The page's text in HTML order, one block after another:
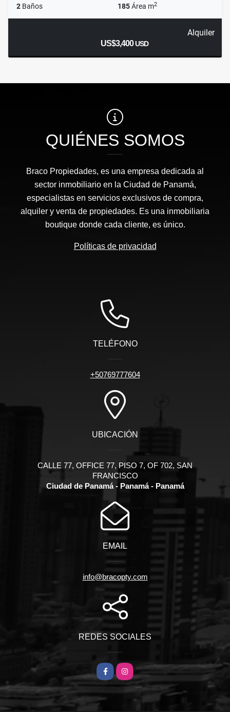
2 Baños 185Área m2
Alquiler
US$3,400USD
QUIÉNES SOMOS
Braco Propiedades, es una empresa dedicada al
sector inmobiliario en la Ciudad de Panamá,
especialistas en servicios exclusivos de compra,
alquiler y venta de propiedades. Es una inmobiliaria
boutique donde cada cliente, es único.
Políticas de privacidad
TELÉFONO
+50769777604
UBICACIÓN
CALLE 77, OFFICE 77, PISO 7, OF 702, SAN
FRANCISCO
Ciudad de Panamá - Panamá - Panamá
EMAIL
info@bracopty.com
REDES SOCIALES
FacebookInstagram